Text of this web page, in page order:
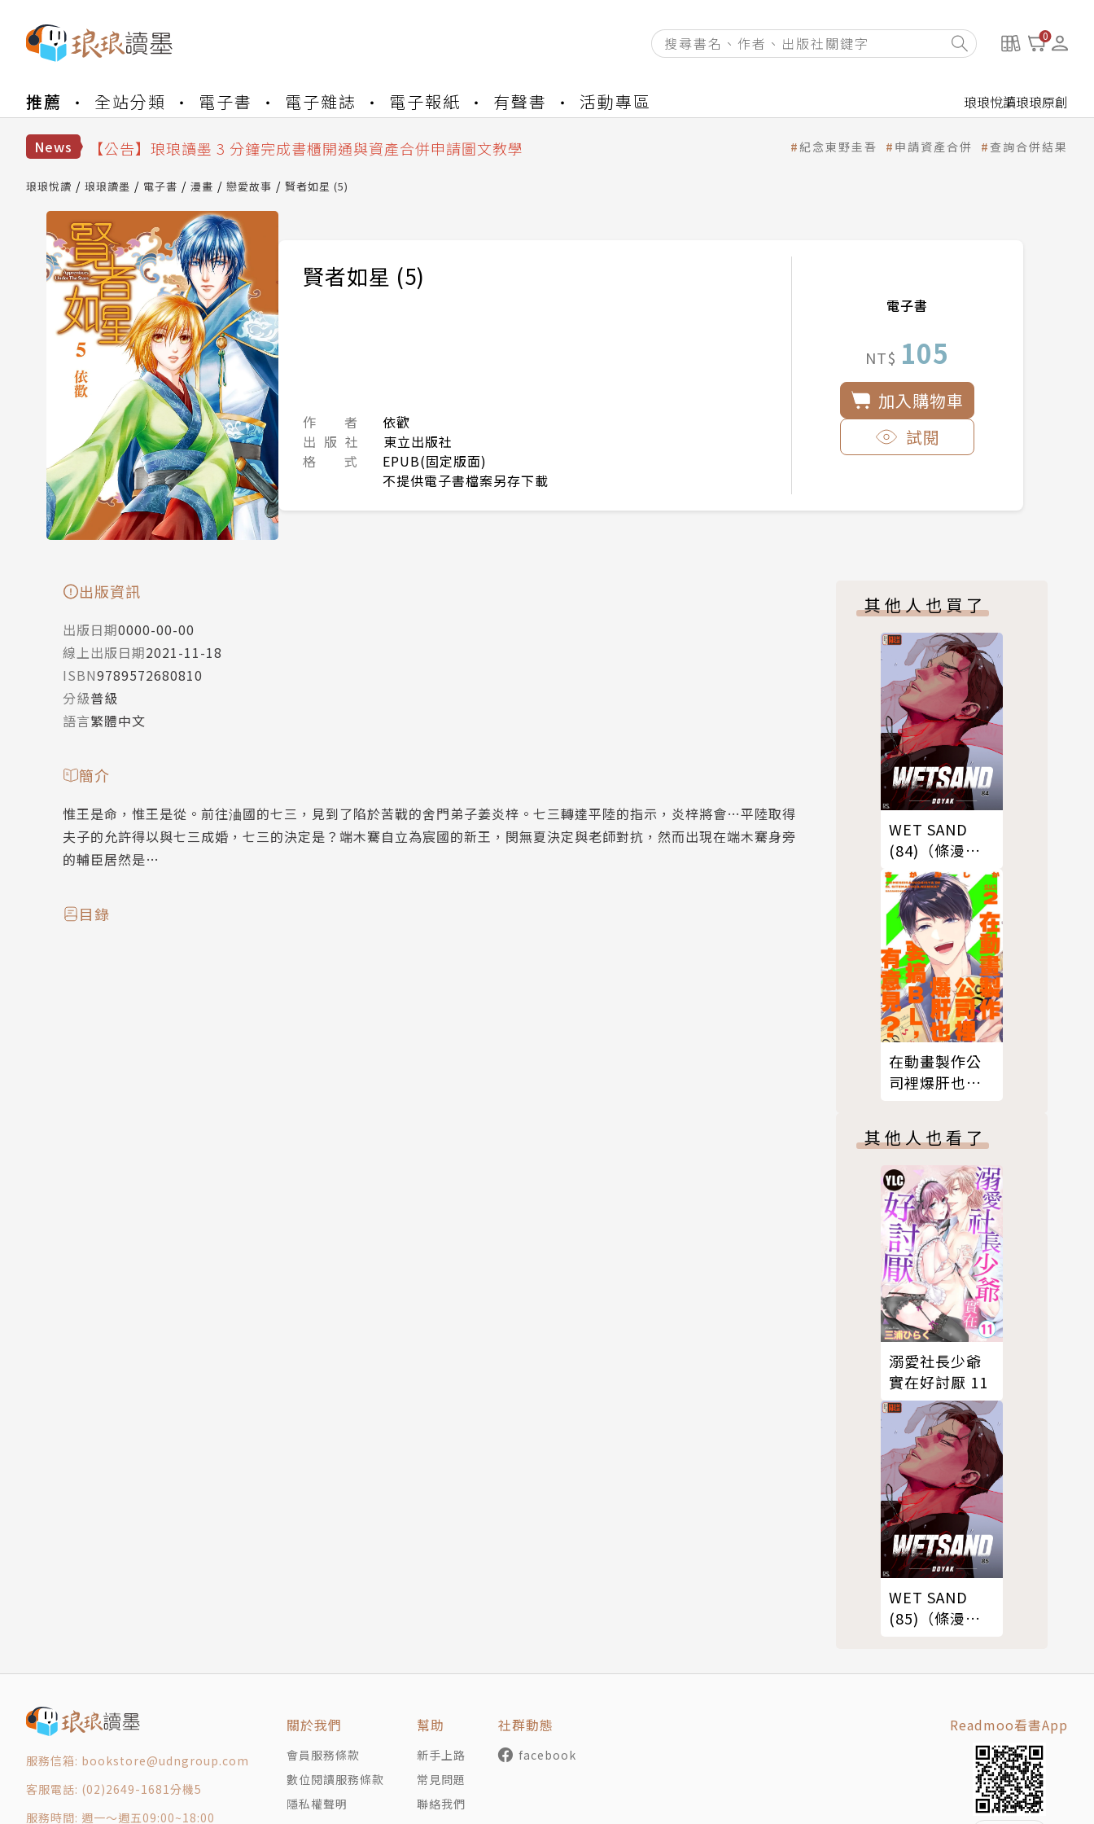
0
推薦 全站分類 電子書 電子雜誌 電子報紙 有聲書 活動專區 琅琅悅讀琅琅原創
News
【公告】琅琅讀墨數位閱讀資產合併與書櫃開通申請
【公告】琅琅讀墨 3 分鐘完成書櫃開通與資產合併申請圖文教學
【公告】琅琅讀墨數位閱讀資產合併與書櫃開通申請
紀念東野圭吾 申請資產合併 查詢合併結果
琅琅悅讀 琅琅讀墨 電子書 漫畫 戀愛故事 賢者如星 (5)
賢者如星 (5)
作 者
依歡
出 版 社
東立出版社
格 式
EPUB(固定版面)
不提供電子書檔案另存下載
電子書
NT$ 105
加入購物車
試閱
出版資訊
出版日期0000-00-00
線上出版日期2021-11-18
ISBN9789572680810
分級普級
語言繁體中文
簡介
惟王是命，惟王是從。前往浀國的七三，見到了陷於苦戰的舍門弟子姜炎梓。七三轉達平陸的指示，炎梓將會…平陸取得
夫子的允許得以與七三成婚，七三的決定是？端木騫自立為宸國的新王，閔無夏決定與老師對抗，然而出現在端木騫身旁
的輔臣居然是…
目錄
其他人也買了
WET SAND
(84)（條漫
版）
在動畫製作公
司裡爆肝也要
其他人也看了
溺愛社長少爺
實在好討厭 11
WET SAND
(85)（條漫
服務信箱: bookstore@udngroup.com
客服電話: (02)2649-1681分機5
服務時間: 週一～週五09:00~18:00
關於我們
會員服務條款
數位閱讀服務條款
隱私權聲明
幫助
新手上路
常見問題
聯絡我們
社群動態
facebook
Readmoo看書App